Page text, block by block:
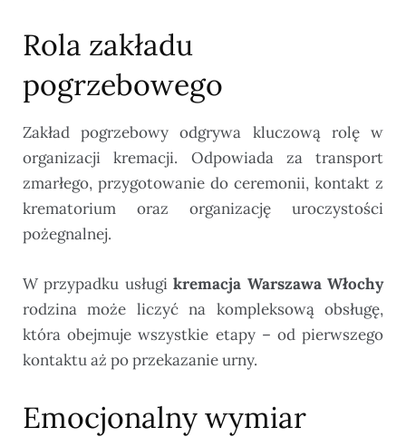
Rola zakładu
pogrzebowego
Zakład pogrzebowy odgrywa kluczową rolę w
organizacji kremacji. Odpowiada za transport
zmarłego, przygotowanie do ceremonii, kontakt z
krematorium oraz organizację uroczystości
pożegnalnej.
W przypadku usługikremacja Warszawa Włochy
rodzina może liczyć na kompleksową obsługę,
która obejmuje wszystkie etapy – od pierwszego
kontaktu aż po przekazanie urny.
Emocjonalny wymiar